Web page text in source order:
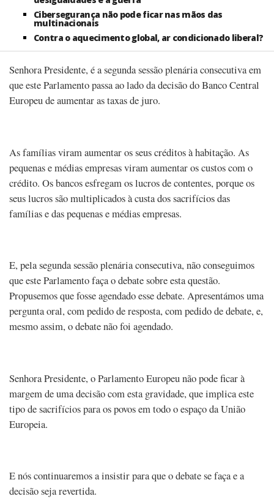
Cibersegurança não pode ficar nas mãos das
multinacionais
Contra o aquecimento global, ar condicionado liberal?
Senhora Presidente, é a segunda sessão plenária consecutiva em
que este Parlamento passa ao lado da decisão do Banco Central
Europeu de aumentar as taxas de juro.
As famílias viram aumentar os seus créditos à habitação. As
pequenas e médias empresas viram aumentar os custos com o
crédito. Os bancos esfregam os lucros de contentes, porque os
seus lucros são multiplicados à custa dos sacrifícios das
famílias e das pequenas e médias empresas.
E, pela segunda sessão plenária consecutiva, não conseguimos
que este Parlamento faça o debate sobre esta questão.
Propusemos que fosse agendado esse debate. Apresentámos uma
pergunta oral, com pedido de resposta, com pedido de debate, e,
mesmo assim, o debate não foi agendado.
Senhora Presidente, o Parlamento Europeu não pode ficar à
margem de uma decisão com esta gravidade, que implica este
tipo de sacrifícios para os povos em todo o espaço da União
Europeia.
E nós continuaremos a insistir para que o debate se faça e a
decisão seja revertida.